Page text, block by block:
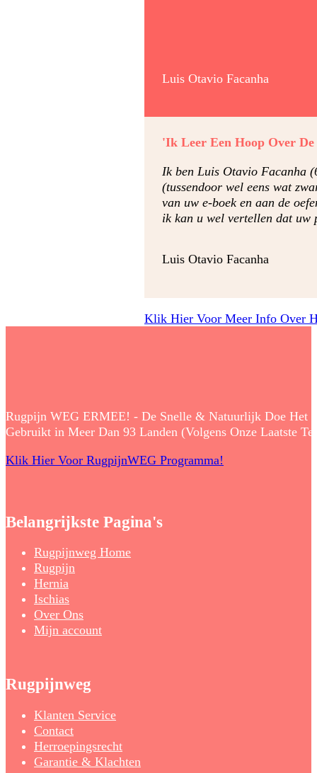
Luis Otavio Facanha
'Ik Leer Een Hoop Over
Ik ben Luis Otavio Facanha
(tussendoor wel eens wat
van uw e-boek en aan de
ik kan u wel vertellen dat uw
Luis Otavio Facanha
Klik Hier Voor Meer Info Over
Rugpijn WEG ERMEE! - De Snelle & Natuurlijk Doe Het
Gebruikt in Meer Dan 93 Landen (Volgens Onze Laatste
Klik Hier Voor RugpijnWEG Programma!
Belangrijkste Pagina's
Rugpijnweg Home
Rugpijn
Hernia
Ischias
Over Ons
Mijn account
Rugpijnweg
Klanten Service
Contact
Herroepingsrecht
Garantie & Klachten